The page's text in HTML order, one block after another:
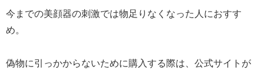
今までの美顔器の刺激では物足りなくなった人におすす
め。
偽物に引っかからないために購入する際は、公式サイトが